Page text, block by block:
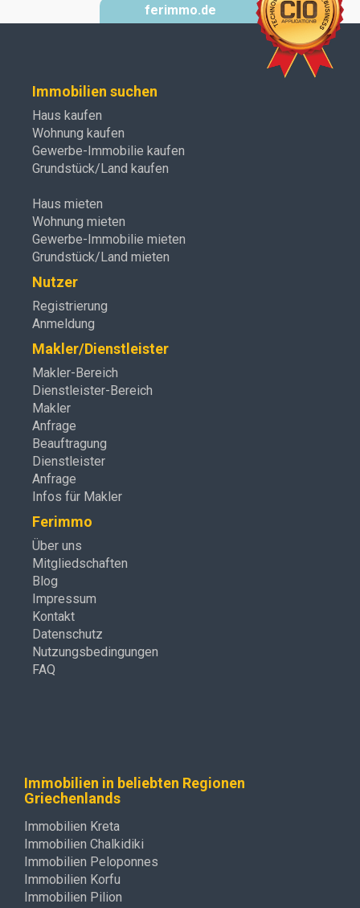
ferimmo.de
Immobilien suchen
Haus kaufen
Wohnung kaufen
Gewerbe-Immobilie kaufen
Grundstück/Land kaufen
Haus mieten
Wohnung mieten
Gewerbe-Immobilie mieten
Grundstück/Land mieten
Nutzer
Registrierung
Anmeldung
Makler/Dienstleister
Makler-Bereich
Dienstleister-Bereich
Makler
Anfrage
Beauftragung
Dienstleister
Anfrage
Infos für Makler
Ferimmo
Über uns
Mitgliedschaften
Blog
Impressum
Kontakt
Datenschutz
Nutzungsbedingungen
FAQ
Immobilien in beliebten Regionen
Griechenlands
Immobilien Kreta
Immobilien Chalkidiki
Immobilien Peloponnes
Immobilien Korfu
Immobilien Pilion